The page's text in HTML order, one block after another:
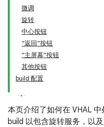
微调
旋转
中心按钮
“返回”按钮
“主屏幕”按钮
其他按钮
build 配置
本页介绍了如何在 VHAL
build 以包含旋转服务，以